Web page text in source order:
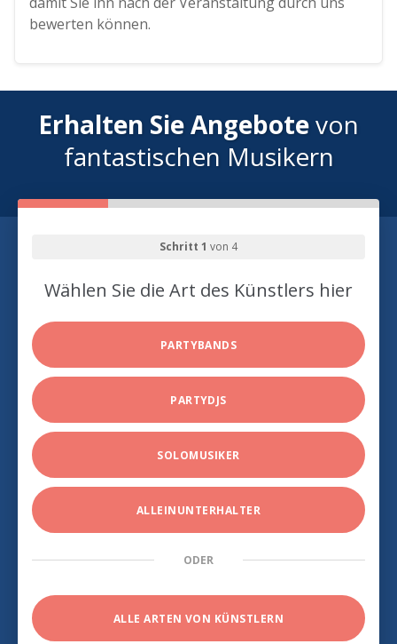
bewerten können.
Erhalten Sie Angebotevon
fantastischen Musikern
Schritt 1 von 4
Wählen Sie die Art des Künstlers hier
PARTYBANDS
PARTYDJS
SOLOMUSIKER
ALLEINUNTERHALTER
ODER
ALLE ARTEN VON KÜNSTLERN